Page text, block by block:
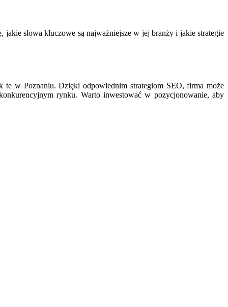
słowa kluczowe są najważniejsze w jej branży i jakie strategie
te w Poznaniu. Dzięki odpowiednim strategiom SEO, firma może
rynku. Warto inwestować w pozycjonowanie, aby